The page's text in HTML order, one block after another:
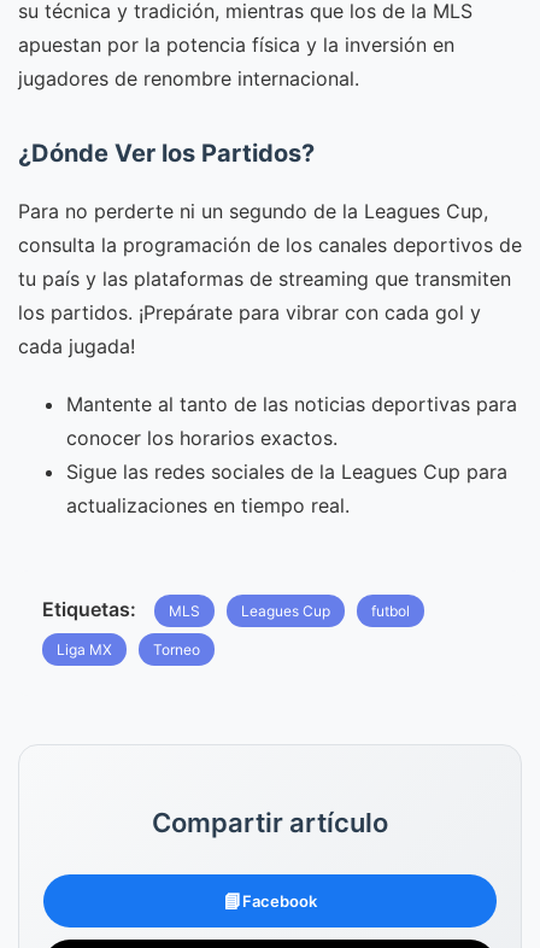
su técnica y tradición, mientras que los de la MLS
apuestan por la potencia física y la inversión en
jugadores de renombre internacional.
¿Dónde Ver los Partidos?
Para no perderte ni un segundo de la Leagues Cup,
consulta la programación de los canales deportivos de
tu país y las plataformas de streaming que transmiten
los partidos. ¡Prepárate para vibrar con cada gol y
cada jugada!
Mantente al tanto de las noticias deportivas para
conocer los horarios exactos.
Sigue las redes sociales de la Leagues Cup para
actualizaciones en tiempo real.
Etiquetas: MLS Leagues Cup futbol
Liga MX Torneo
Compartir artículo
📘Facebook